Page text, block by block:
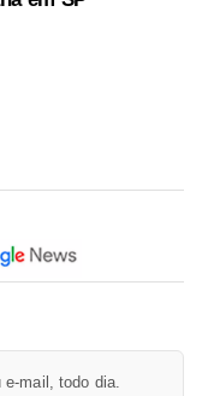
mail, todo dia.